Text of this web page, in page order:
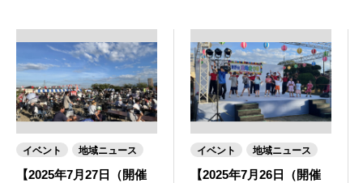
イベント 地域ニュース
【2025年7月27日（開催
イベント 地域ニュース
【2025年7月26日（開催